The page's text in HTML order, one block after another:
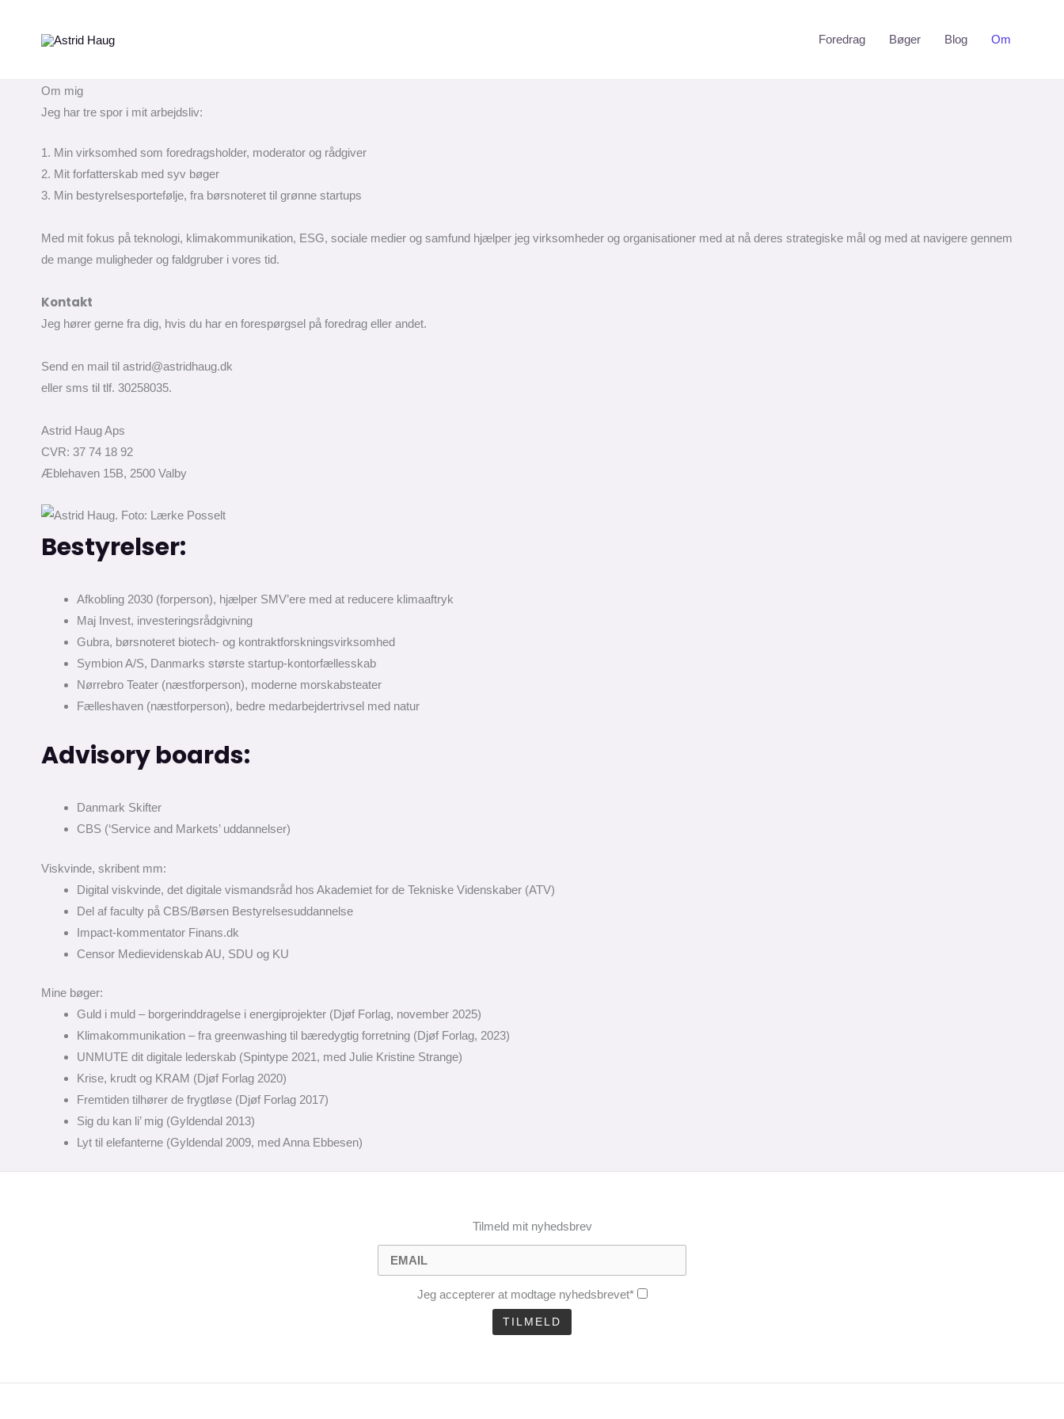
Foredrag Bøger Blog Om
Om mig
Jeg har tre spor i mit arbejdsliv:
1. Min virksomhed som foredragsholder, moderator og rådgiver
2. Mit forfatterskab med syv bøger
3. Min bestyrelsesportefølje, fra børsnoteret til grønne startups
Med mit fokus på teknologi, klimakommunikation, ESG, sociale medier og samfund hjælper jeg virksomheder og organisationer med at nå deres strategiske mål og med at navigere gennem
de mange muligheder og faldgruber i vores tid.
Kontakt
Jeg hører gerne fra dig, hvis du har en forespørgsel på foredrag eller andet.
Send en mail til astrid@astridhaug.dk
eller sms til tlf. 30258035.
Astrid Haug Aps
CVR: 37 74 18 92
Æblehaven 15B, 2500 Valby
Bestyrelser:
Afkobling 2030 (forperson), hjælper SMV’ere med at reducere klimaaftryk
Maj Invest, investeringsrådgivning
Gubra, børsnoteret biotech- og kontraktforskningsvirksomhed
Symbion A/S, Danmarks største startup-kontorfællesskab
Nørrebro Teater (næstforperson), moderne morskabsteater
Fælleshaven (næstforperson), bedre medarbejdertrivsel med natur
Advisory boards:
Danmark Skifter
CBS (‘Service and Markets’ uddannelser)
Viskvinde, skribent mm:
Digital viskvinde, det digitale vismandsråd hos Akademiet for de Tekniske Videnskaber (ATV)
Del af faculty på CBS/Børsen Bestyrelsesuddannelse
Impact-kommentator Finans.dk
Censor Medievidenskab AU, SDU og KU
Mine bøger:
Guld i muld – borgerinddragelse i energiprojekter (Djøf Forlag, november 2025)
Klimakommunikation – fra greenwashing til bæredygtig forretning (Djøf Forlag, 2023)
UNMUTE dit digitale lederskab (Spintype 2021, med Julie Kristine Strange)
Krise, krudt og KRAM (Djøf Forlag 2020)
Fremtiden tilhører de frygtløse (Djøf Forlag 2017)
Sig du kan li’ mig (Gyldendal 2013)
Lyt til elefanterne (Gyldendal 2009, med Anna Ebbesen)
Tilmeld mit nyhedsbrev
Jeg accepterer at modtage nyhedsbrevet*